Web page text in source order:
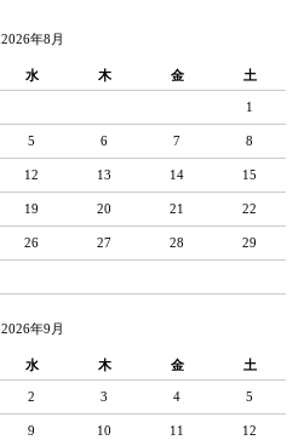
2026年8月
水 木 金 土
1
5 6 7 8
12 13 14 15
19 20 21 22
26 27 28 29
2026年9月
水 木 金 土
2 3 4 5
9 10 11 12